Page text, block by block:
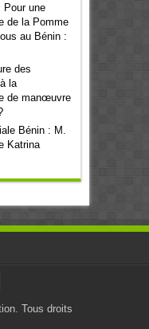
Pour une
de la Pomme
au Bénin :
des
la
de manœuvre
Bénin : M.
Katrina
Tous droits